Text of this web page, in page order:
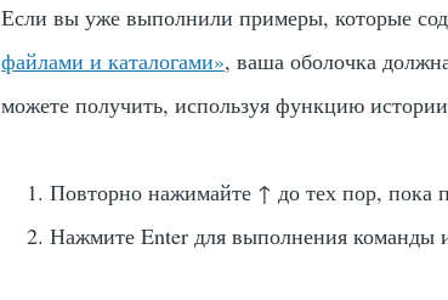
Если вы уже выполнили примеры, которые
файлами и каталогами», ваша оболочка
можете получить, используя функцию
Повторно нажимайте ↑ до тех пор, пока
НажмитеEnter для выполнения команды